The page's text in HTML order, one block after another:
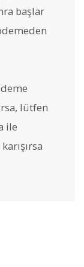
başlar
lütfen
ile